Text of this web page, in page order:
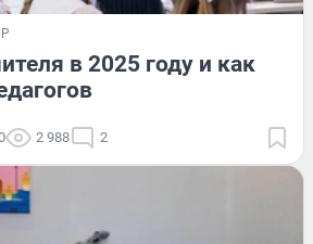
в 2025 году и как
2 988 2